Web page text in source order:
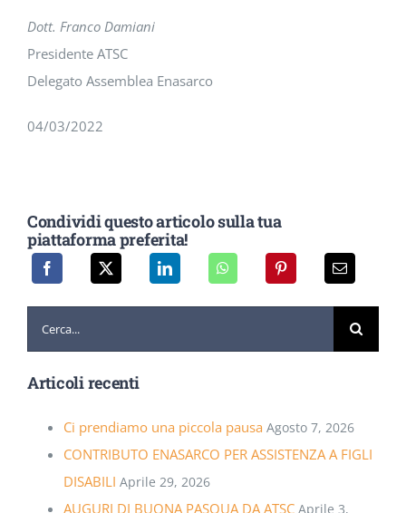
Dott. Franco Damiani
Presidente ATSC
Delegato Assemblea Enasarco
04/03/2022
Condividi questo articolo sulla tua
piattaforma preferita!
Articoli recenti
Ci prendiamo una piccola pausa Agosto 7, 2026
CONTRIBUTO ENASARCO PER ASSISTENZA A FIGLI
DISABILI Aprile 29, 2026
AUGURI DI BUONA PASQUA DA ATSC Aprile 3,